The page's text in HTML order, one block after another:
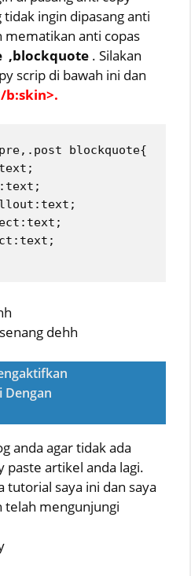
ingin dipasang anti
mematikan anti copas
,blockquote . Silakan
scrip di bawah ini dan
b:skin>.
blockquote{
dehh
Dengan
anda agar tidak ada
paste artikel anda lagi.
tutorial saya ini dan saya
telah mengunjungi